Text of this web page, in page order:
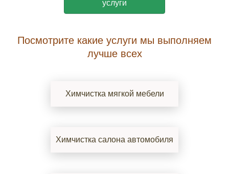
услуги
Посмотрите какие услуги мы выполняем
лучше всех
Химчистка мягкой мебели
Химчистка салона автомобиля